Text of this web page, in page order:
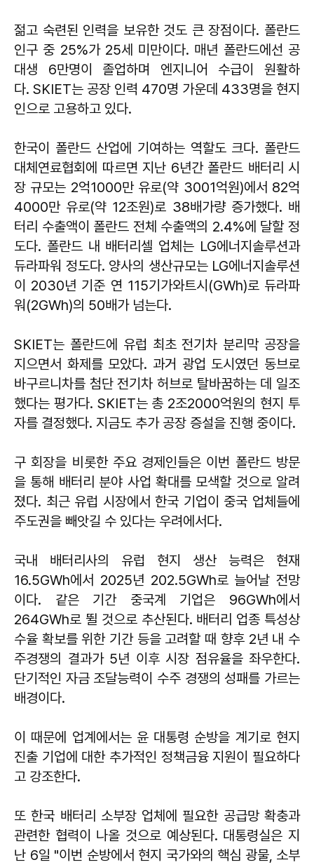
젊고 숙련된 인력을 보유한 것도 큰 장점이다. 폴란드
인구 중 25%가 25세 미만이다. 매년 폴란드에선 공
대생 6만명이 졸업하며 엔지니어 수급이 원활하
다. SKIET는 공장 인력 470명 가운데 433명을 현지
인으로 고용하고 있다.
한국이 폴란드 산업에 기여하는 역할도 크다. 폴란드
대체연료협회에 따르면 지난 6년간 폴란드 배터리 시
장 규모는 2억1000만 유로(약 3001억원)에서 82억
4000만 유로(약 12조원)로 38배가량 증가했다. 배
터리 수출액이 폴란드 전체 수출액의 2.4%에 달할 정
도다. 폴란드 내 배터리셀 업체는 LG에너지솔루션과
듀라파워 정도다. 양사의 생산규모는 LG에너지솔루션
이 2030년 기준 연 115기가와트시(GWh)로 듀라파
워(2GWh)의 50배가 넘는다.
SKIET는 폴란드에 유럽 최초 전기차 분리막 공장을
지으면서 화제를 모았다. 과거 광업 도시였던 동브로
바구르니차를 첨단 전기차 허브로 탈바꿈하는 데 일조
했다는 평가다. SKIET는 총 2조2000억원의 현지 투
자를 결정했다. 지금도 추가 공장 증설을 진행 중이다.
구 회장을 비롯한 주요 경제인들은 이번 폴란드 방문
을 통해 배터리 분야 사업 확대를 모색할 것으로 알려
졌다. 최근 유럽 시장에서 한국 기업이 중국 업체들에
주도권을 빼앗길 수 있다는 우려에서다.
국내 배터리사의 유럽 현지 생산 능력은 현재
16.5GWh에서 2025년 202.5GWh로 늘어날 전망
이다. 같은 기간 중국계 기업은 96GWh에서
264GWh로 뛸 것으로 추산된다. 배터리 업종 특성상
수율 확보를 위한 기간 등을 고려할 때 향후 2년 내 수
주경쟁의 결과가 5년 이후 시장 점유율을 좌우한다.
단기적인 자금 조달능력이 수주 경쟁의 성패를 가르는
배경이다.
이 때문에 업계에서는 윤 대통령 순방을 계기로 현지
진출 기업에 대한 추가적인 정책금융 지원이 필요하다
고 강조한다.
또 한국 배터리 소부장 업체에 필요한 공급망 확충과
관련한 협력이 나올 것으로 예상된다. 대통령실은 지
난 6일 "이번 순방에서 현지 국가와의 핵심 광물, 소부